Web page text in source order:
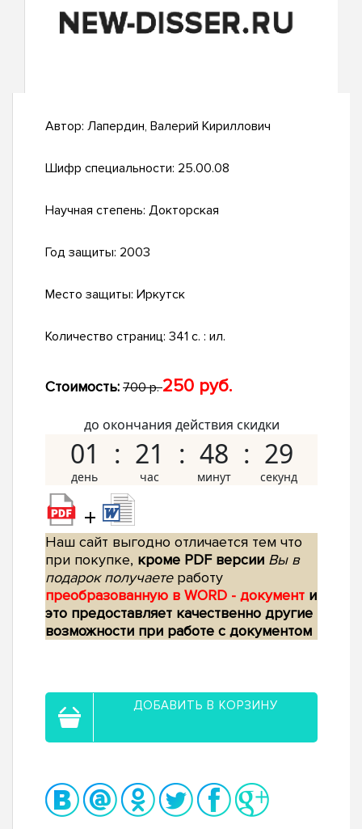
Автор: Лапердин, Валерий Кириллович
Шифр специальности: 25.00.08
Научная степень: Докторская
Год защиты: 2003
Место защиты: Иркутск
Количество страниц: 341 с. : ил.
Стоимость: 700 р.250 руб.
до окончания действия скидки
01 21 48 28
+
Наш сайт выгодно отличается тем что
при покупке, кроме PDF версии Вы в
подарок получаетеработу
преобразованную в WORD - документ и
это предоставляет качественно другие
возможности при работе с документом
ДОБАВИТЬ В КОРЗИНУ